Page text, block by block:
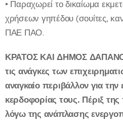
• Παραχωρεί το δικαίωμα
χρήσεων γηπέδου (σουίτες,
ΠΑΕ ΠΑΟ.
ΚΡΑΤΟΣ ΚΑΙ ΔΗΜΟΣ
τις ανάγκες των
αναγκαίο περιβάλλον για την
κερδοφορίας τους. Πέριξ
λόγω της ανάπλασης